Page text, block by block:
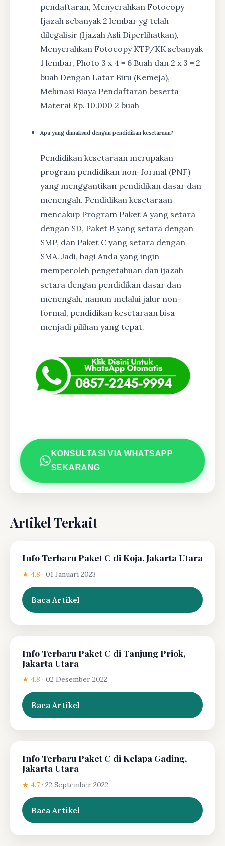
pendaftaran, Menyerahkan Fotocopy
Ijazah sebanyak 2 lembar yg telah
dilegalisir (Ijazah Asli Diperlihatkan),
Menyerahkan Fotocopy KTP/KK sebanyak
1 lembar, Photo 3 x 4 = 6 Buah dan 2 x 3 = 2
buah Dengan Latar Biru (Kemeja),
Melunasi Biaya Pendaftaran beserta
Materai Rp. 10.000 2 buah
Apa yang dimaksud dengan pendidikan kesetaraan?
Pendidikan kesetaraan merupakan
program pendidikan non-formal (PNF)
yang menggantikan pendidikan dasar dan
menengah. Pendidikan kesetaraan
mencakup Program Paket A yang setara
dengan SD, Paket B yang setara dengan
SMP, dan Paket C yang setara dengan
SMA. Jadi, bagi Anda yang ingin
memperoleh pengetahuan dan ijazah
setara dengan pendidikan dasar dan
menengah, namun melalui jalur non-
formal, pendidikan kesetaraan bisa
menjadi pilihan yang tepat.
KONSULTASI VIA WHATSAPP
SEKARANG
Artikel Terkait
Info Terbaru Paket C di Koja, Jakarta Utara
★ 4.8 · 01 Januari 2023
Baca Artikel
Info Terbaru Paket C di Tanjung Priok,
Jakarta Utara
★ 4.8 · 02 Desember 2022
Baca Artikel
Info Terbaru Paket C di Kelapa Gading,
Jakarta Utara
★ 4.7 · 22 September 2022
Baca Artikel